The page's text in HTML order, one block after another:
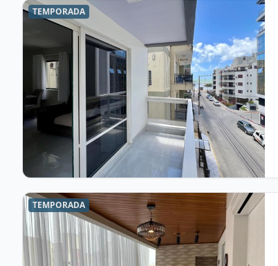
TEMPORADA
TEMPORADA